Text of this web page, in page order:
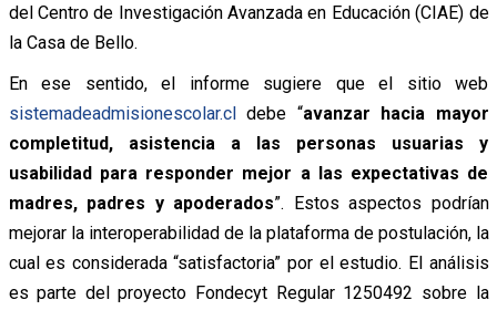
del Centro de Investigación Avanzada en Educación (CIAE) de
la Casa de Bello.
En ese sentido, el informe sugiere que el sitio web
sistemadeadmisionescolar.cldebe “avanzar hacia mayor
completitud, asistencia a las personas usuarias y
usabilidad para responder mejor a las expectativas de
madres, padres y apoderados”. Estos aspectos podrían
mejorar la interoperabilidad de la plataforma de postulación, la
cual es considerada “satisfactoria” por el estudio. El análisis
es parte del proyecto Fondecyt Regular 1250492 sobre la